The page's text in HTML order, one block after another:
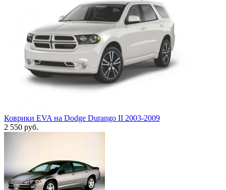
Коврики EVA на Dodge Durango II 2003-2009
2 550 руб.